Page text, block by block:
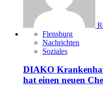
Flensburg
Nachrichten
Soziales
DIAKO
hat einen neuen